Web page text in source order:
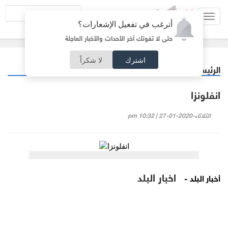
أترغب في تفعيل الإشعارات؟
حتى لا تفوتك آخر الأحداث والأخبار العاجلة
اشترك لا شكراً
الرئيسية
انفلونزا
الثلاثاء-2020-01-27 | 10:32 pm
أخبار البلد - اخبار البلد